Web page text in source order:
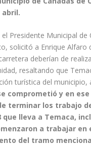
abril.
el Presidente Municipal de
solicitó a Enrique Alfaro
deberían de
resaltando que
turística del municipio,
comprometió y en
terminar los trabajo
que lleva a Temaca,
a trabajar en
del tramo